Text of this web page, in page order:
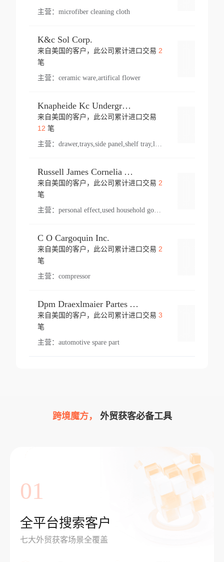
主营： microfiber cleaning cloth
K&c Sol Corp.
来自美国的客户，此公司累计进口交易 2
笔
主营： ceramic ware,artifical flower
Knapheide Kc Underground
来自美国的客户，此公司累计进口交易
12 笔
主营：
Russell James Cornelia Arlington Va
来自美国的客户，此公司累计进口交易 2
笔
主营： personal effect,used household goods
C O Cargoquin Inc.
来自美国的客户，此公司累计进口交易 2
笔
主营： compressor
Dpm Draexlmaier Partes Automotrices Corr Ind Huejotzingo
来自美国的客户，此公司累计进口交易 3
笔
主营： automotive spare part
跨境魔方， 外贸获客必备工具
01
全平台搜索客户
七大外贸获客场景全覆盖